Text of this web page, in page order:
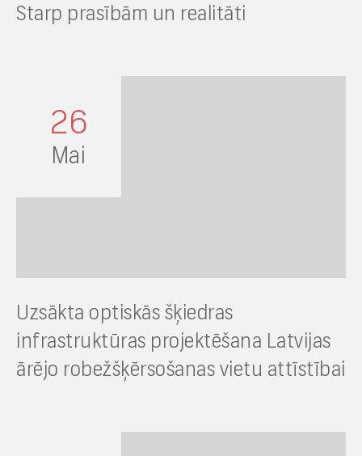
Starp prasībām un realitāti
26
Mai
Uzsākta optiskās šķiedras
infrastruktūras projektēšana Latvijas
ārējo robežšķērsošanas vietu attīstībai